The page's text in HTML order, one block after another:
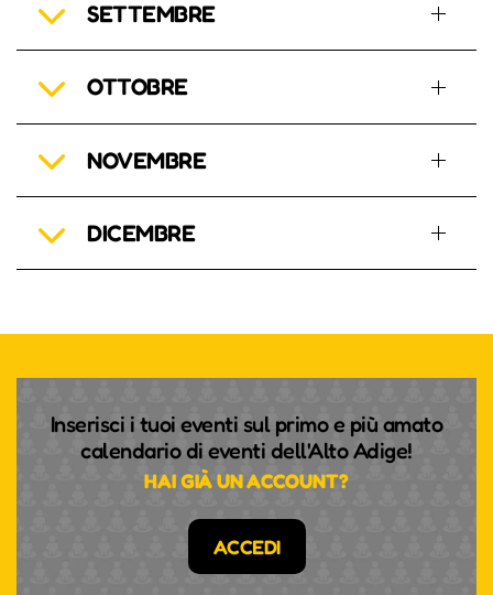
SETTEMBRE
OTTOBRE
NOVEMBRE
DICEMBRE
Inserisci i tuoi eventi sul primo e più amato
calendario di eventi dell'Alto Adige!
HAI GIÀ UN ACCOUNT?
ACCEDI